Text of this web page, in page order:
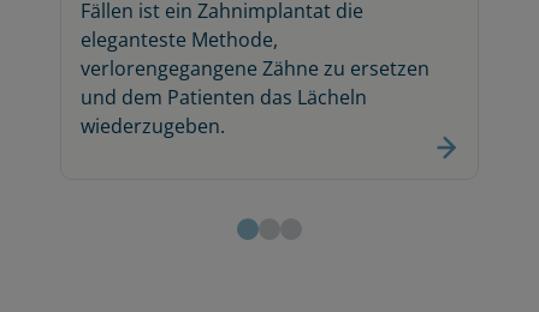
Fällen ist ein Zahnimplantat die
eleganteste Methode,
verlorengegangene Zähne zu ersetzen
und dem Patienten das Lächeln
wiederzugeben.